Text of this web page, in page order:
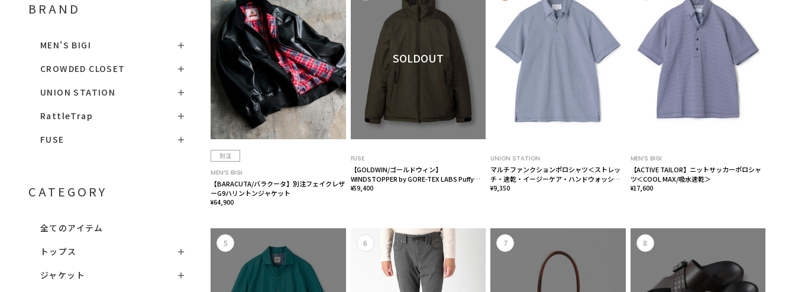
BRAND
MEN'S BIGI
CROWDED CLOSET
UNION STATION
RattleTrap
FUSE
CATEGORY
全てのアイテム
トップス
ジャケット
別注
MEN’S BIGI
【BARACUTA/バラクータ】別注フェイクレザ
ーG9ハリントンジャケット
¥64,900
SOLDOUT
FUSE
【GOLDWIN/ゴールドウィン】
WINDSTOPPER by GORE-TEX LABS Puffy
Jacket
¥59,400
UNION STATION
マルチファンクションポロシャツ＜ストレッ
チ・速乾・イージーケア・ハンドウォッシャ
ブル・UVカット・ 抗菌・防臭＞
¥9,350
MEN’S BIGI
【ACTIVE TAILOR】ニットサッカーポロシャ
ツ＜COOL MAX/吸水速乾＞
¥17,600
5 6 7 8